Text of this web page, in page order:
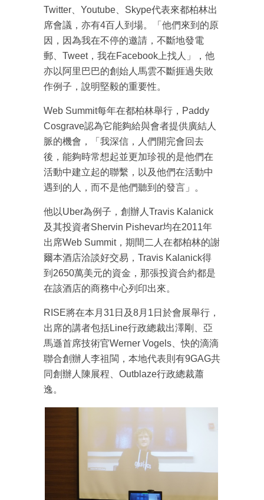
Twitter、Youtube、Skype代表來都柏林出
席會議，亦有4百人到場。「他們來到的原
因，因為我在不停的邀請，不斷地發電
郵、Tweet，我在Facebook上找人」，他
亦以阿里巴巴的創始人馬雲不斷捱過失敗
作例子，說明堅毅的重要性。
Web Summit每年在都柏林舉行，Paddy
Cosgrave認為它能夠給與會者提供廣結人
脈的機會，「我深信，人們開完會回去
後，能夠時常想起並更加珍視的是他們在
活動中建立起的聯繫，以及他們在活動中
遇到的人，而不是他們聽到的發言」。
他以Uber為例子，創辦人Travis Kalanick
及其投資者Shervin Pishevar均在2011年
出席Web Summit，期間二人在都柏林的謝
爾本酒店洽談好交易，Travis Kalanick得
到2650萬美元的資金，那張投資合約都是
在該酒店的商務中心列印出來。
RISE將在本月31日及8月1日於會展舉行，
出席的講者包括Line行政總裁出澤剛、亞
馬遜首席技術官Werner Vogels、快的滴滴
聯合創辦人李祖閩，本地代表則有9GAG共
同創辦人陳展程、Outblaze行政總裁蕭
逸。
成為 EJ Tech 會員
最新資訊（附創業懶人包）
箱！